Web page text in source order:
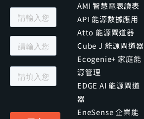
AMI 智慧電表讀表
API 能源數據應用
Atto 能源閘道器
Cube J 能源閘道器
Ecogenie+ 家庭能
源管理
EDGE AI 能源閘道
器
EneSense 企業能